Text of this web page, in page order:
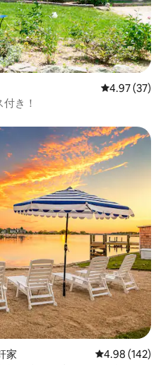
レビュー37
4.97 (37)
き！
。
家 レビュー142
4.98 (142)